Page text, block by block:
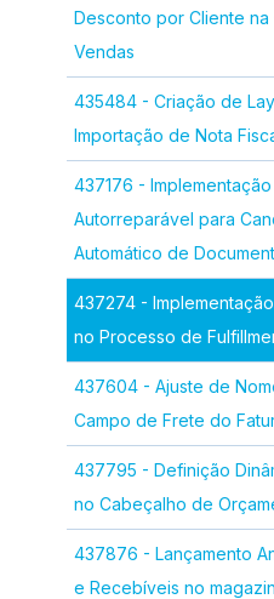
Desconto por Cliente na
Vendas
435484 - Criação de
Importação de Nota
437176 -
Autorreparável para
Automático de
437274 - Implementação
no Processo de
437604 - Ajuste de
Campo de Frete do
437795 - Definição
no Cabeçalho de
437876 - Lançamento
e Recebíveis no